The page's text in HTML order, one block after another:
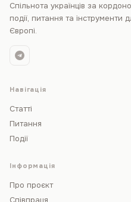
Спільнота українців за
події, питання та інструменти
Європі.
Навігація
Статті
Питання
Події
Інформація
Про проєкт
Співпраця